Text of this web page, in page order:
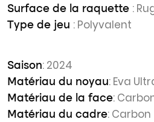
Surface de la raquette :
Type de jeu : Polyvalent
Saison: 2024
Matériau du noyau: Eva
Matériau de la face:
Matériau du cadre: Carbon